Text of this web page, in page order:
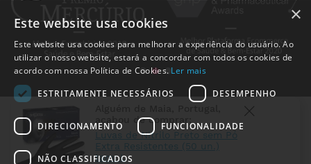
×
Este website usa cookies
Este website usa cookies para melhorar a experiência do usuário. Ao
utilizar o nosso website, estará a concordar com todos os cookies de
acordo com nossa Política de Cookies. Ler mais
ESTRITAMENTE NECESSÁRIOS
DESEMPENHO
DIRECIONAMENTO FUNCIONALIDADE
NÃO CLASSIFICADOS
acabou de comprar:
Luvas de Nitrilo Preto sem Pó
Extra Resistentes (50 un.)
tam: L